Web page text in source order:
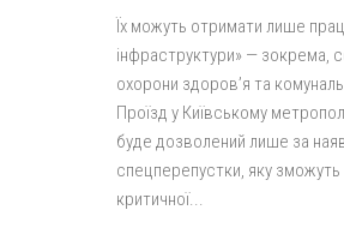
Їх можуть отримати лише
інфраструктури» — зокрема,
охорони здоров’я та
Проїзд у Київському
буде дозволений лише за
спецперепустки, яку
критичної...